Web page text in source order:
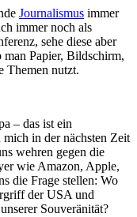
Journalismus immer
immer noch als
sehe diese aber
Papier, Bildschirm,
Themen nutzt.
– das ist ein
in der nächsten Zeit
wehren gegen die
wie Amazon, Apple,
die Frage stellen: Wo
der USA und
Souveränität?